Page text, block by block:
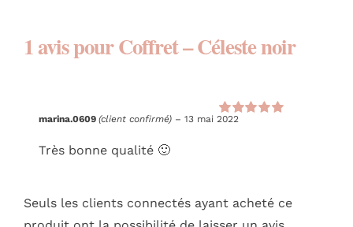
1 avis pourCoffret – Céleste noir
Note
marina.0609(client confirmé) – 13 mai 2022
Très bonne qualité 🙂
Seuls les clients connectés ayant acheté ce
produit ont la possibilité de laisser un avis.